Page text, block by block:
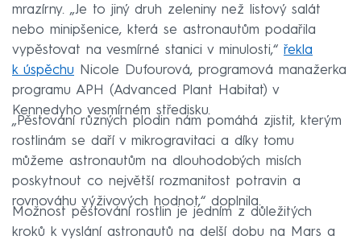
mrazírny. „Je to jiný druh zeleniny než listový salát
nebo minipšenice, která se astronautům podařila
vypěstovat na vesmírné stanici v minulosti,“ řekla
k úspěchu Nicole Dufourová, programová manažerka
programu APH (Advanced Plant Habitat) v
Kennedyho vesmírném středisku.
„Pěstování různých plodin nám pomáhá zjistit, kterým
rostlinám se daří v mikrogravitaci a díky tomu
můžeme astronautům na dlouhodobých misích
poskytnout co největší rozmanitost potravin a
rovnováhu výživových hodnot,“ doplnila.
Možnost pěstování rostlin je jedním z důležitých
kroků k vyslání astronautů na delší dobu na Mars a